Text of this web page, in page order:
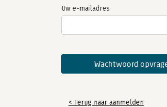
Uw e-mailadres
< Terug naar aanmelden